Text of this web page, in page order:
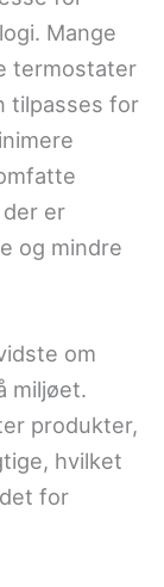
Mange
termostater
tilpasses for
er
og mindre
om
miljøet.
produkter,
hvilket
for